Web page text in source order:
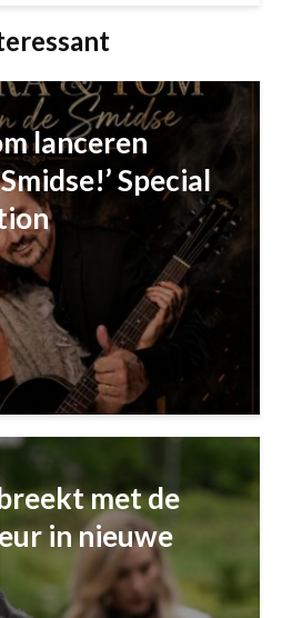
lanceren
Special
met de
in nieuwe